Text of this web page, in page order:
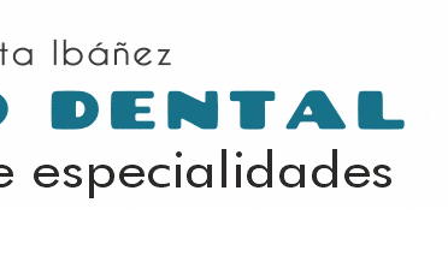
honra a Santa Cecilia